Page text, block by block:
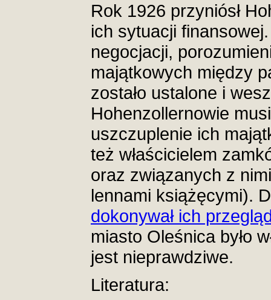
Rok 1926 przyniósł
ich sytuacji
negocjacji,
majątkowych między
zostało ustalone i
Hohenzollernowie
uszczuplenie ich
też właścicielem
oraz związanych z
lennami książęcymi).
dokonywał ich
miasto Oleśnica było
jest nieprawdziwe.
Literatura: